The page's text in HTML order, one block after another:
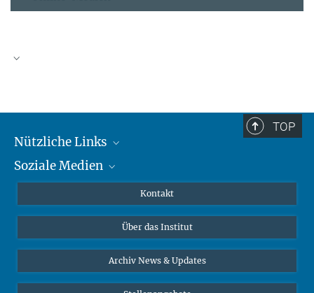
TOP
Nützliche Links
MMG Alumni Corner
Online-Vorträge
Interviews zum Thema "Diversity"
Soziale Medien
Bluesky
Kontakt
Über das Institut
Archiv News & Updates